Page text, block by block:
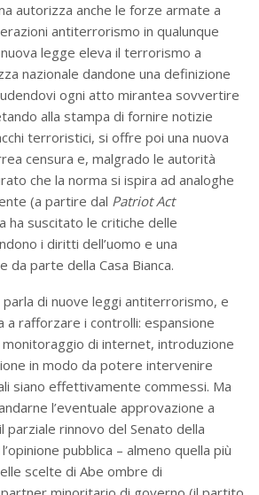
autorizza anche le forze armate a
antiterrorismo in qualunque
legge eleva il terrorismo a
nazionale dandone una definizione
ogni atto mirantea sovvertire
alla stampa di fornire notizie
terroristici, si offre poi una nuova
censura e, malgrado le autorità
che la norma si ispira ad analoghe
(a partire dal Patriot Act
ha suscitato le critiche delle
i diritti dell’uomo e una
da parte della Casa Bianca.
parla di nuove leggi antiterrorismo, e
a rafforzare i controlli: espansione
di internet, introduzione
in modo da potere intervenire
siano effettivamente commessi. Ma
l’eventuale approvazione a
parziale rinnovo del Senato della
pubblica – almeno quella più
scelte di Abe ombre di